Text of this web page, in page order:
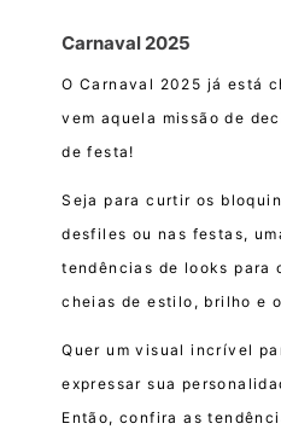
Carnaval 2025
O Carnaval 2025 já está
vem aquela missão de
de festa!
Seja para curtir os
desfiles ou nas festas,
tendências de looks para
cheias de estilo, brilho e
Quer um visual incrível
expressar sua
Então, confira as